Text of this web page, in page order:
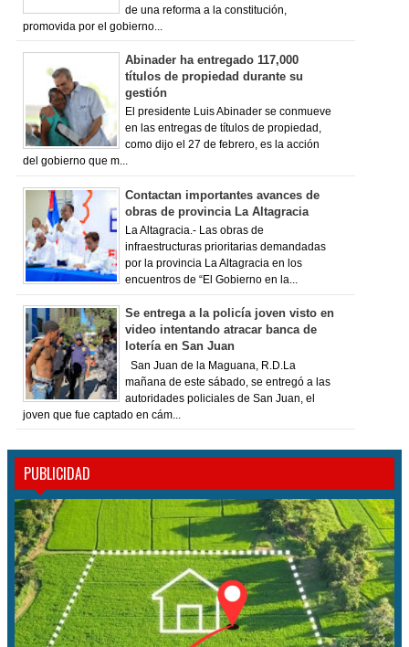
de una reforma a la constitución,
promovida por el gobierno...
Abinader ha entregado 117,000
títulos de propiedad durante su
gestión
El presidente Luis Abinader se conmueve
en las entregas de títulos de propiedad,
como dijo el 27 de febrero, es la acción
del gobierno que m...
Contactan importantes avances de
obras de provincia La Altagracia
La Altagracia.- Las obras de
infraestructuras prioritarias demandadas
por la provincia La Altagracia en los
encuentros de “El Gobierno en la...
Se entrega a la policía joven visto en
video intentando atracar banca de
lotería en San Juan
San Juan de la Maguana, R.D.La
mañana de este sábado, se entregó a las
autoridades policiales de San Juan, el
joven que fue captado en cám...
PUBLICIDAD